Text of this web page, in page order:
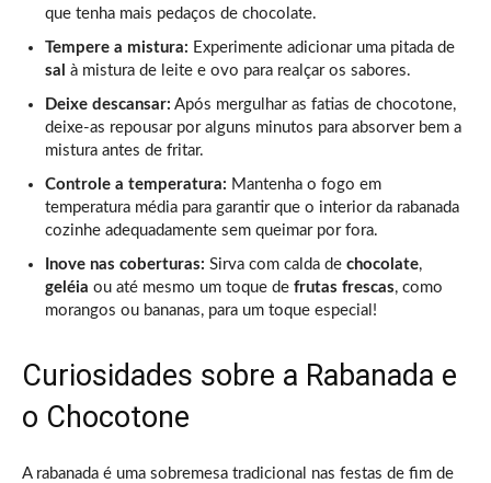
que tenha mais pedaços de chocolate.
Tempere a mistura: Experimente adicionar uma pitada de
sal à mistura de leite e ovo para realçar os sabores.
Deixe descansar: Após mergulhar as fatias de chocotone,
deixe-as repousar por alguns minutos para absorver bem a
mistura antes de fritar.
Controle a temperatura: Mantenha o fogo em
temperatura média para garantir que o interior da rabanada
cozinhe adequadamente sem queimar por fora.
Inove nas coberturas: Sirva com calda de chocolate,
geléia ou até mesmo um toque de frutas frescas, como
morangos ou bananas, para um toque especial!
Curiosidades sobre a Rabanada e
o Chocotone
A rabanada é uma sobremesa tradicional nas festas de fim de